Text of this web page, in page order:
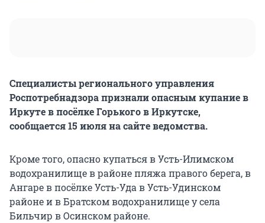
Специалисты регионального управления
Роспотребнадзора признали опасным купание в
Иркуте в посёлке Горького в Иркутске,
сообщается 15 июля на сайте ведомства.
Кроме того, опасно купаться в Усть-Илимском
водохранилище в районе пляжа правого берега, в
Ангаре в посёлке Усть-Уда в Усть-Удинском
районе и в Братском водохранилище у села
Бильчир в Осинском районе.